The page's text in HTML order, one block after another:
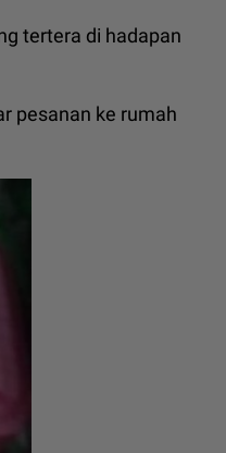
tertera di hadapan
pesanan ke rumah